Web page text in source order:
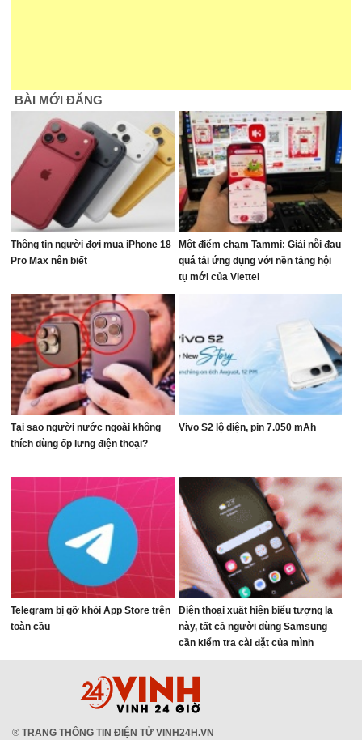
BÀI MỚI ĐĂNG
Thông tin người đợi mua iPhone 18
Pro Max nên biết
Một điểm chạm Tammi: Giải nỗi đau
quá tải ứng dụng với nền tảng hội
tụ mới của Viettel
Tại sao người nước ngoài không
thích dùng ốp lưng điện thoại?
Vivo S2 lộ diện, pin 7.050 mAh
Telegram bị gỡ khỏi App Store trên
toàn cầu
Điện thoại xuất hiện biểu tượng lạ
này, tất cả người dùng Samsung
cần kiểm tra cài đặt của mình
® TRANG THÔNG TIN ĐIỆN TỬ VINH24H.VN